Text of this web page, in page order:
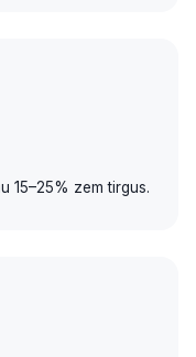
15–25% zem tirgus.